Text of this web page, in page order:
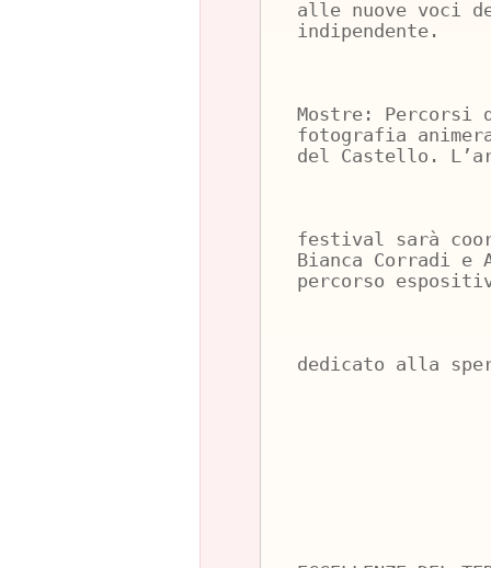
alle nuove voci
indipendente.
Mostre:
fotografia
del Castello.
festival sarà
Bianca Corradi e
percorso
dedicato alla